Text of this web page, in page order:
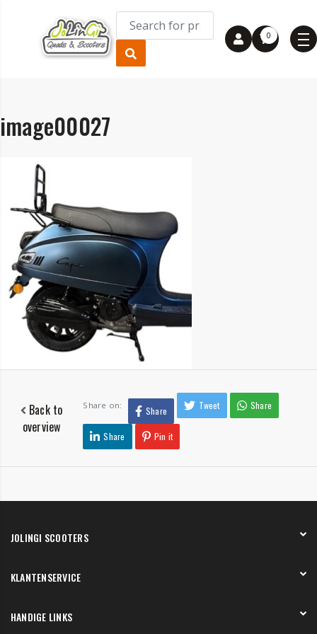
0
image00027
Back to
overview
Share on: Share Tweet Share
Share Pin it
JOLINGI SCOOTERS
Onze showroom
KLANTENSERVICE
Verzending en bezorging
HANDIGE LINKS